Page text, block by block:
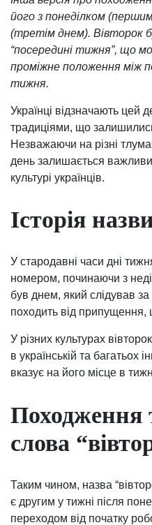
його з понеділком
(третім днем). Вівторок
“посередині тижня”, що
проміжне положення між
тижня.
Українці відзначають цей
традиціями, що
Незважаючи на різні
день залишається
культурі українців.
Історія
У стародавні часи дні
номером, починаючи з
був днем, який слідував за
походить від припущення,
У різних культурах
в українській та багатьох
вказує на його місце в
Походження
слова
Таким чином, назва
є другим у тижні після
переходом від початку